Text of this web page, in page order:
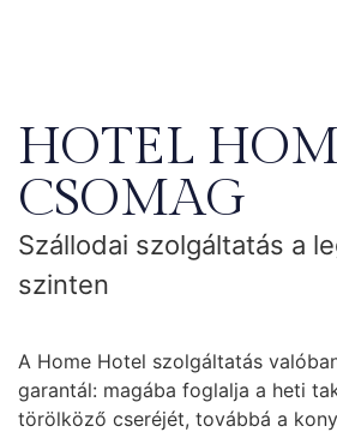
HOTEL
CSOMAG
Szállodai szolgáltatás a
szinten
A Home Hotel szolgáltatás
garantál: magába foglalja a heti
törölköző cseréjét, továbbá a